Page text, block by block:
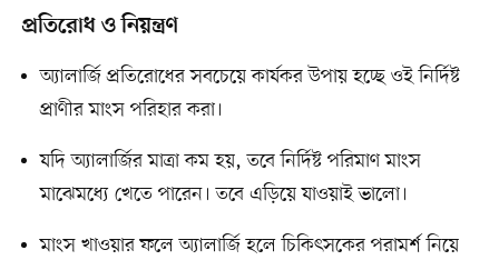
প্রতিরোধ ও নিয়ন্ত্রণ
অ্যালার্জি প্রতিরোধের সবচেয়ে কার্যকর উপায় হচ্ছে ওই নির্দিষ্ট
প্রাণীর মাংস পরিহার করা।
যদি অ্যালার্জির মাত্রা কম হয়, তবে নির্দিষ্ট পরিমাণ মাংস
মাঝেমধ্যে খেতে পারেন। তবে এড়িয়ে যাওয়াই ভালো।
মাংস খাওয়ার ফলে অ্যালার্জি হলে চিকিৎসকের পরামর্শ নিয়ে